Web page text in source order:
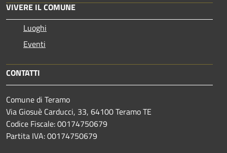
VIVERE IL COMUNE
Luoghi
Eventi
CONTATTI
Comune di Teramo
Via Giosuè Carducci, 33, 64100 Teramo TE
Codice Fiscale: 00174750679
Partita IVA: 00174750679